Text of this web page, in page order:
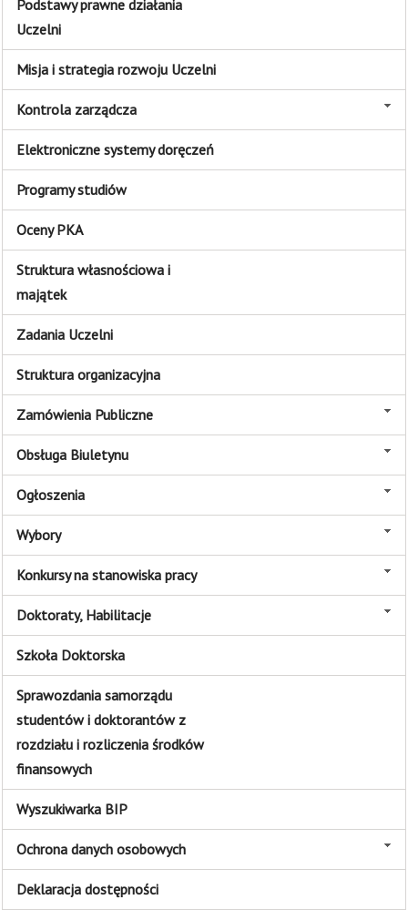
Podstawy prawne działania
Uczelni
Misja i strategia rozwoju Uczelni
Kontrola zarządcza
Elektroniczne systemy doręczeń
Programy studiów
Oceny PKA
Struktura własnościowa i
majątek
Zadania Uczelni
Struktura organizacyjna
Zamówienia Publiczne
Obsługa Biuletynu
Ogłoszenia
Wybory
Konkursy na stanowiska pracy
Doktoraty, Habilitacje
Szkoła Doktorska
Sprawozdania samorządu
studentów i doktorantów z
rozdziału i rozliczenia środków
finansowych
Wyszukiwarka BIP
Ochrona danych osobowych
Deklaracja dostępności